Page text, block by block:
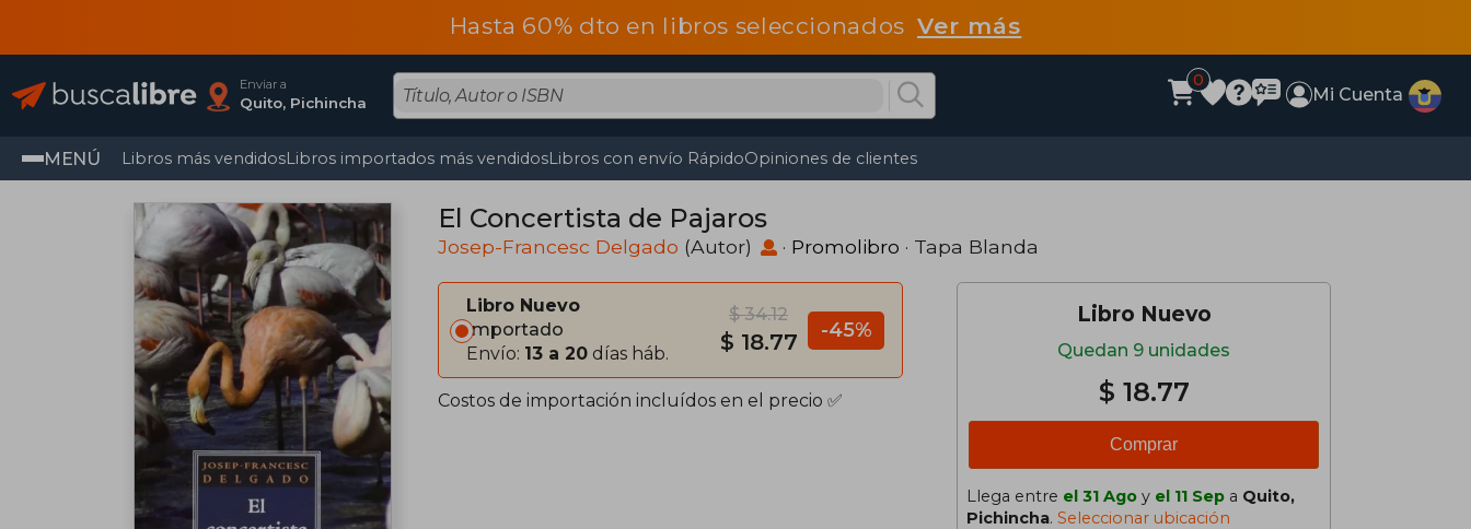
Hasta 60% dto en libros seleccionadosVer más
Enviar a
Quito, Pichincha
0
Mi Cuenta
MENÚ Libros más vendidosLibros importados más vendidosLibros con envío RápidoOpiniones de clientes
El Concertista de Pajaros
Josep-Francesc Delgado (Autor) · Promolibro · Tapa Blanda
Libro Nuevo
Importado
Envío: 13 a 20 días háb.
$ 34.12
$ 18.77 -45%
Costos de importación incluídos en el precio ✅
Libro Nuevo
Quedan 9 unidades
$ 18.77
Comprar
Llega entre el 31 Ago y el 11 Sep a Quito,
Pichincha. Seleccionar ubicación